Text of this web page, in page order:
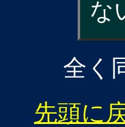
な
全く
先頭に